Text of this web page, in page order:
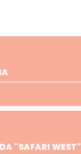
"SAFARI WEST"